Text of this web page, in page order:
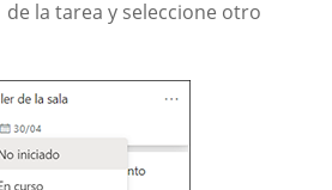
de la tarea y seleccione otro